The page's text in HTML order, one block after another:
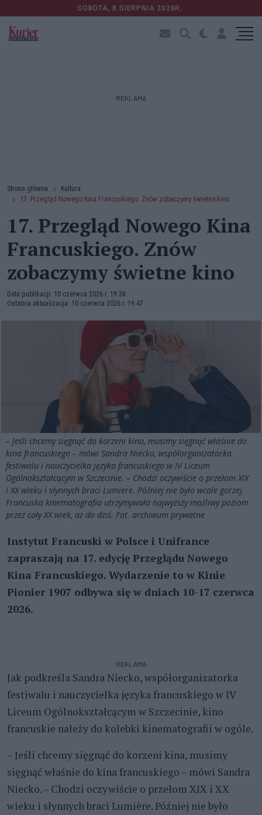
SOBOTA, 8 SIERPNIA 2026R.
REKLAMA
Strona główna
Kultura
17. Przegląd Nowego Kina Francuskiego. Znów zobaczymy świetne kino
17. Przegląd Nowego Kina
Francuskiego. Znów
zobaczymy świetne kino
Data publikacji: 10 czerwca 2026 r. 19:38
Ostatnia aktualizacja: 10 czerwca 2026 r. 19:47
– Jeśli chcemy sięgnąć do korzeni kina, musimy sięgnąć właśnie do
kina francuskiego – mówi Sandra Niecko, współorganizatorka
festiwalu i nauczycielka języka francuskiego w IV Liceum
Ogólnokształcącym w Szczecinie. – Chodzi oczywiście o przełom XIX
i XX wieku i słynnych braci Lumiere. Później nie było wcale gorzej.
Francuska kinematografia utrzymywała najwyższy możliwy poziom
przez cały XX wiek, aż do dziś. Fot. archiwum prywatne
Instytut Francuski w Polsce i Unifrance
zapraszają na 17. edycję Przeglądu Nowego
Kina Francuskiego. Wydarzenie to w Kinie
Pionier 1907 odbywa się w dniach 10-17 czerwca
2026.
REKLAMA
Jak podkreśla Sandra Niecko, współorganizatorka
festiwalu i nauczycielka języka francuskiego w IV
Liceum Ogólnokształcącym w Szczecinie, kino
francuskie należy do kolebki kinematografii w ogóle.
– Jeśli chcemy sięgnąć do korzeni kina, musimy
sięgnąć właśnie do kina francuskiego – mówi Sandra
Niecko. – Chodzi oczywiście o przełom XIX i XX
wieku i słynnych braci Lumière. Później nie było